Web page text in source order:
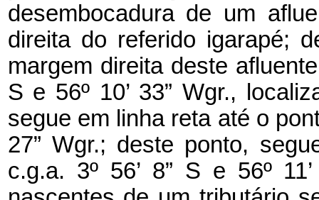
desembocadura de um
direita do referido igarapé;
margem direita deste
S e 56º 10’ 33” Wgr.,
segue em linha reta até o
27” Wgr.; deste ponto,
c.g.a. 3º 56’ 8” S e 56º